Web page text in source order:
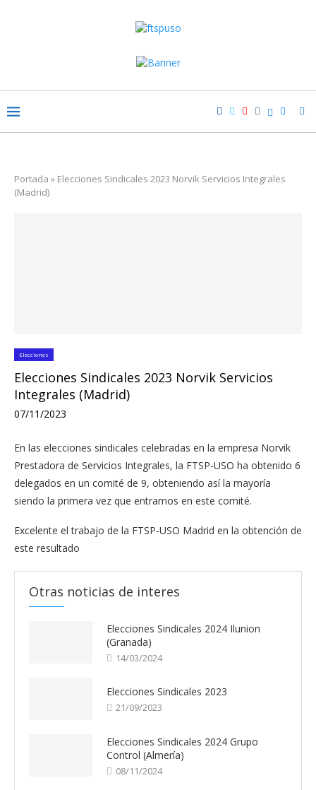
Portada » Elecciones Sindicales 2023 Norvik Servicios Integrales
(Madrid)
Elecciones
Elecciones Sindicales 2023 Norvik Servicios
Integrales (Madrid)
07/11/2023
En las elecciones sindicales celebradas en la empresa Norvik
Prestadora de Servicios Integrales, la FTSP-USO ha obtenido 6
delegados en un comité de 9, obteniendo así la mayoría
siendo la primera vez que entramos en este comité.
Excelente el trabajo de la FTSP-USO Madrid en la obtención de
este resultado
Otras noticias de interes
Elecciones Sindicales 2024 Ilunion
(Granada)
14/03/2024
Elecciones Sindicales 2023
21/09/2023
Elecciones Sindicales 2024 Grupo
Control (Almería)
08/11/2024